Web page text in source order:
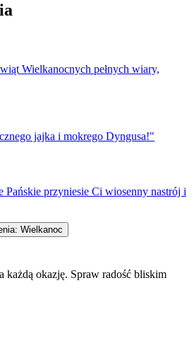
Wielkanocnych pełnych wiary,
jajka i mokrego Dyngusa!"
przyniesie Ci wiosenny nastrój i
Wielkanoc
każdą okazję. Spraw radość bliskim